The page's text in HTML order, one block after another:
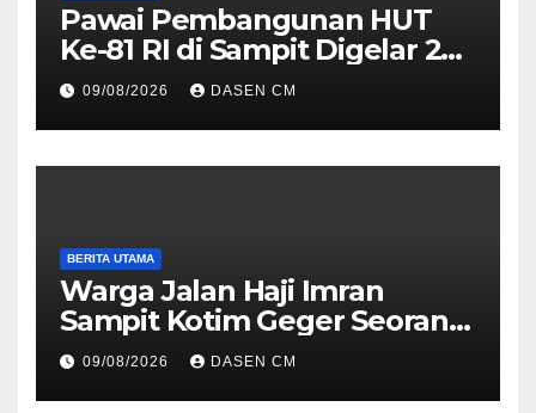
Pawai Pembangunan HUT
Ke-81 RI di Sampit Digelar 22
Agustus 2026, Ini Rute dan
Cara Daftarnya
09/08/2026 DASEN CM
BERITA UTAMA
Warga Jalan Haji Imran
Sampit Kotim Geger Seorang
Perempuan Sempat Naik
Menara Pemancar TVRI
09/08/2026 DASEN CM